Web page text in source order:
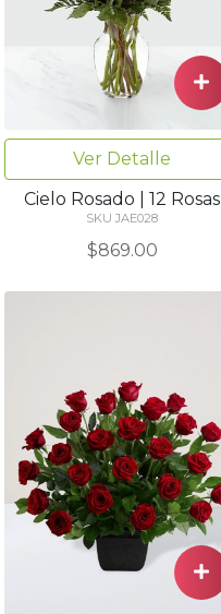
Ver Detalle
Cielo Rosado | 12 Rosas
SKU JAE028
$869.00